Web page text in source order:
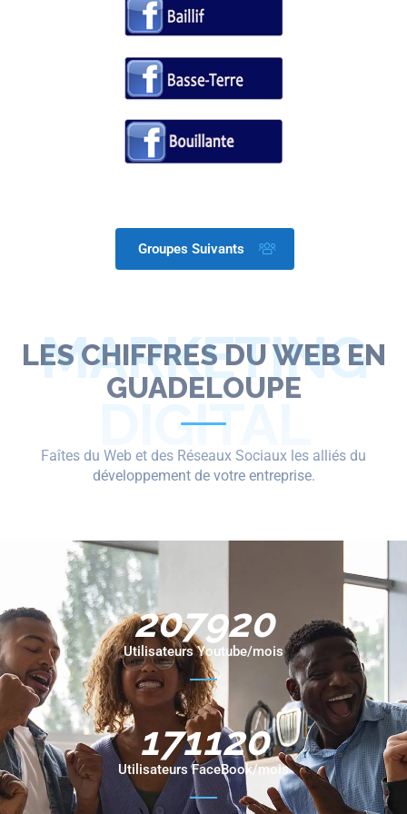
Groupes Suivants
LES CHIFFRES DU WEB EN
GUADELOUPE
MARKETING
DIGITAL
Faîtes du Web et des Réseaux Sociaux les alliés du
développement de votre entreprise.
226000
Utilisateurs Youtube/mois
186000
Utilisateurs FaceBook/mois